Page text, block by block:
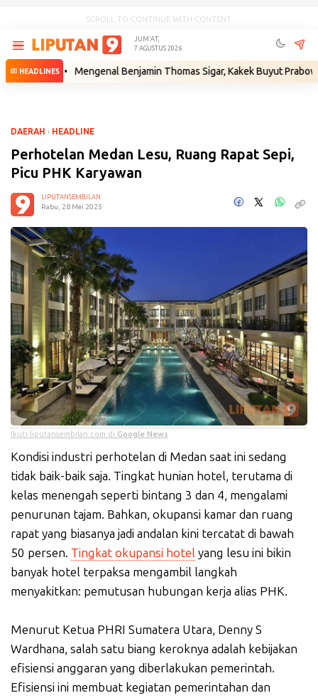
SCROLL TO CONTINUE WITH CONTENT
JUM'AT,
7 AGUSTUS 2026
HEADLINES
• Mengenal Benjamin Thomas Sigar, Kakek Buyut Prabowo dari
DAERAH › HEADLINE
Perhotelan Medan Lesu, Ruang Rapat Sepi,
Picu PHK Karyawan
LIPUTANSEMBILAN
Rabu, 28 Mei 2025
Ikuti liputansembilan.com di Google News
Kondisi industri perhotelan di Medan saat ini sedang
tidak baik-baik saja. Tingkat hunian hotel, terutama di
kelas menengah seperti bintang 3 dan 4, mengalami
penurunan tajam. Bahkan, okupansi kamar dan ruang
rapat yang biasanya jadi andalan kini tercatat di bawah
50 persen. Tingkat okupansi hotel yang lesu ini bikin
banyak hotel terpaksa mengambil langkah
menyakitkan: pemutusan hubungan kerja alias PHK.
Menurut Ketua PHRI Sumatera Utara, Denny S
Wardhana, salah satu biang keroknya adalah kebijakan
efisiensi anggaran yang diberlakukan pemerintah.
Efisiensi ini membuat kegiatan pemerintahan dan